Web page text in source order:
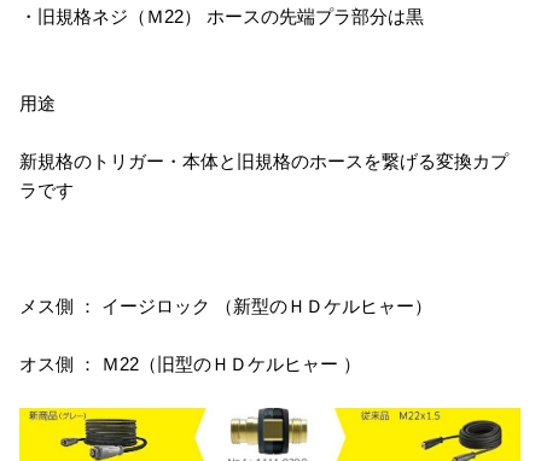
・旧規格ネジ（Ｍ22） ホースの先端プラ部分は黒
用途
新規格のトリガー・本体と旧規格のホースを繋げる変換カプ
ラです
メス側 ： イージロック （新型のＨＤケルヒャー）
オス側 ： Ｍ22（旧型のＨＤケルヒャー ）